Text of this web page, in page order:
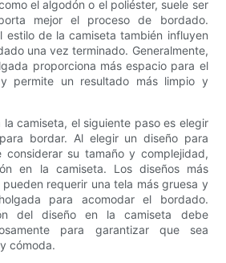
el algodón o el poliéster, suele ser
mejor el proceso de bordado.
estilo de la camiseta también influyen
una vez terminado. Generalmente,
proporciona más espacio para el
permite un resultado más limpio y
camiseta, el siguiente paso es elegir
bordar. Al elegir un diseño para
considerar su tamaño y complejidad,
en la camiseta. Los diseños más
requerir una tela más gruesa y
para acomodar el bordado.
del diseño en la camiseta debe
para garantizar que sea
cómoda.